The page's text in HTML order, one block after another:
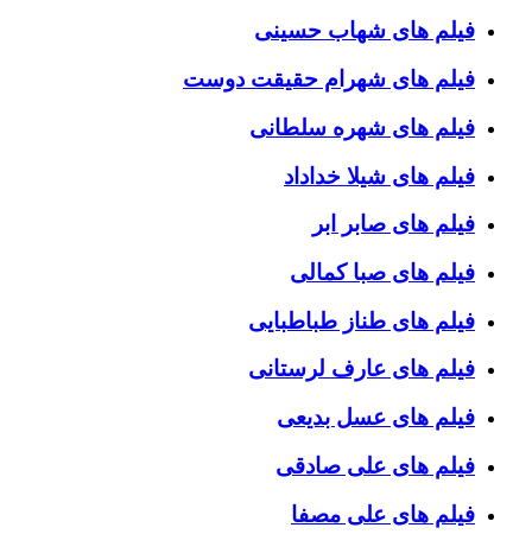
فیلم های شهاب حسینی
فیلم های شهرام حقیقت دوست
فیلم های شهره سلطانی
فیلم های شیلا خداداد
فیلم های صابر ابر
فیلم های صبا کمالی
فیلم های طناز طباطبایی
فیلم های عارف لرستانی
فیلم های عسل بدیعی
فیلم های علی صادقی
فیلم های علی مصفا